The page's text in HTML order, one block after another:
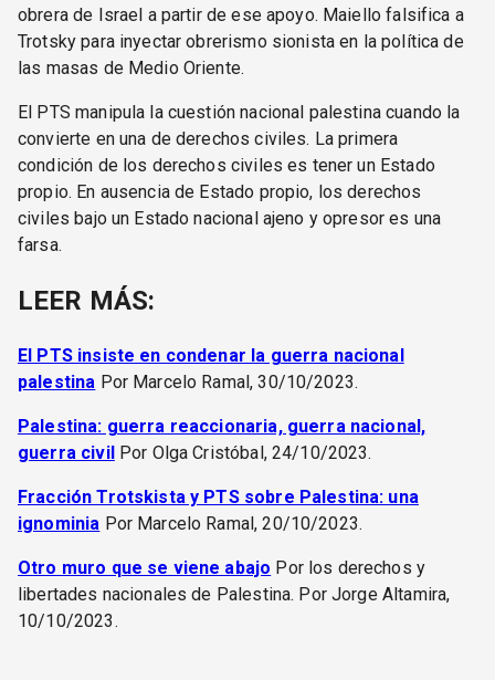
obrera de Israel a partir de ese apoyo. Maiello falsifica a
Trotsky para inyectar obrerismo sionista en la política de
las masas de Medio Oriente.
El PTS manipula la cuestión nacional palestina cuando la
convierte en una de derechos civiles. La primera
condición de los derechos civiles es tener un Estado
propio. En ausencia de Estado propio, los derechos
civiles bajo un Estado nacional ajeno y opresor es una
farsa.
LEER MÁS:
El PTS insiste en condenar la guerra nacional
palestina Por Marcelo Ramal, 30/10/2023.
Palestina: guerra reaccionaria, guerra nacional,
guerra civilPor Olga Cristóbal, 24/10/2023.
Fracción Trotskista y PTS sobre Palestina: una
ignominia Por Marcelo Ramal, 20/10/2023.
Otro muro que se viene abajo Por los derechos y
libertades nacionales de Palestina. Por Jorge Altamira,
10/10/2023.